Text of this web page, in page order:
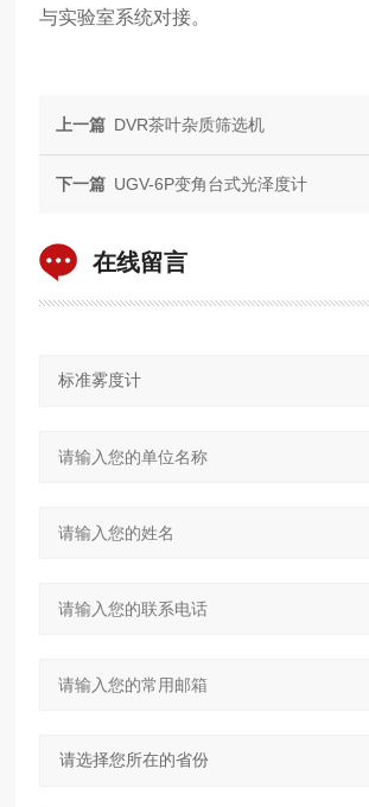
与实验室系统对接。
上一篇 DVR茶叶杂质筛选机
下一篇 UGV-6P变角台式光泽度计
在线留言